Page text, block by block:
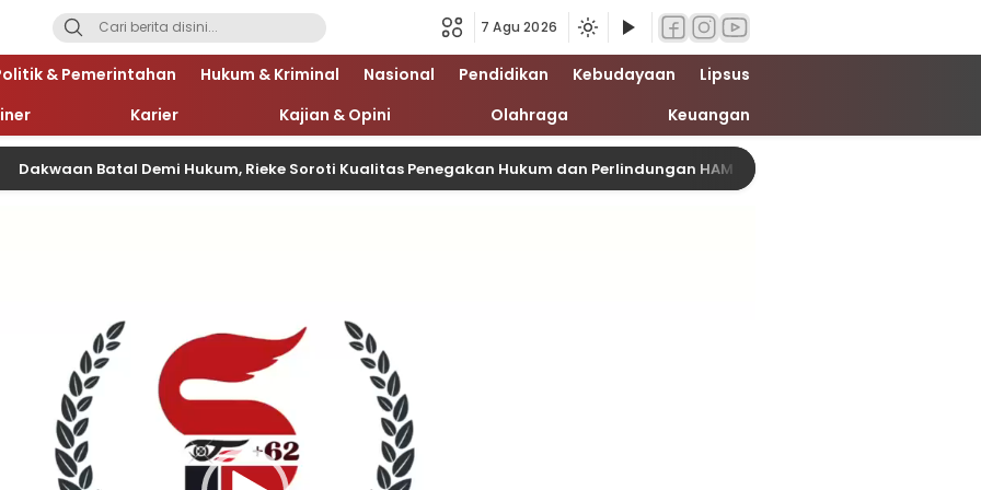
7 Agu 2026
& Pemerintahan Hukum & Kriminal Nasional Pendidikan Kebudayaan
Lipsus
Karier Kajian & Opini Olahraga Keuangan
Batal Demi Hukum, Rieke Soroti Kualitas Penegakan Hukum dan Perlindungan HAM